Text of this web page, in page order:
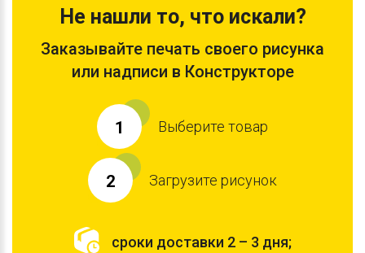
Не нашли то, что искали?
Заказывайте печать своего рисунка
или надписи в Конструкторе
1 Выберите товар
2 Загрузите рисунок
сроки доставки 2 – 3 дня;